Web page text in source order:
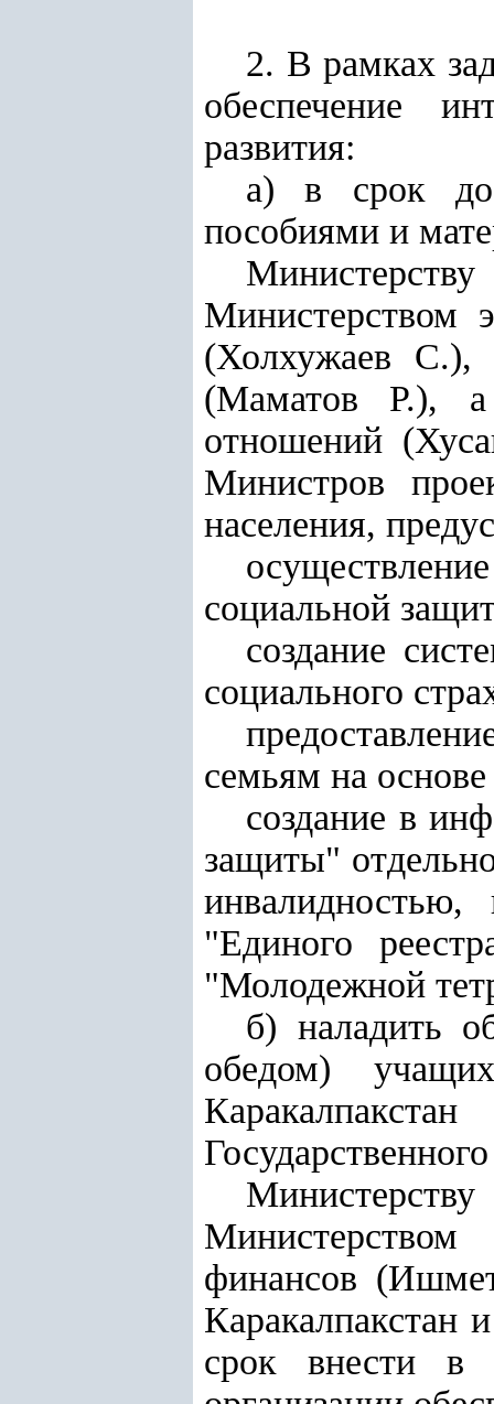
2. В рамках
обеспечение
развития:
а) в срок до
пособиями и
Министерством
(Холхужаев С.),
(Маматов Р.), а
отношений
Министров
населения,
социальной
создание
социального
семьям на
создание в
защиты"
"Единого
"Молодежной
б) наладить
обедом)
финансов
Каракалпакстан
срок внести в